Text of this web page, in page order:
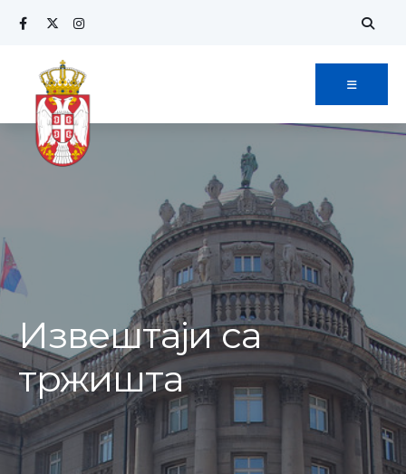
Извештаји са
тржишта